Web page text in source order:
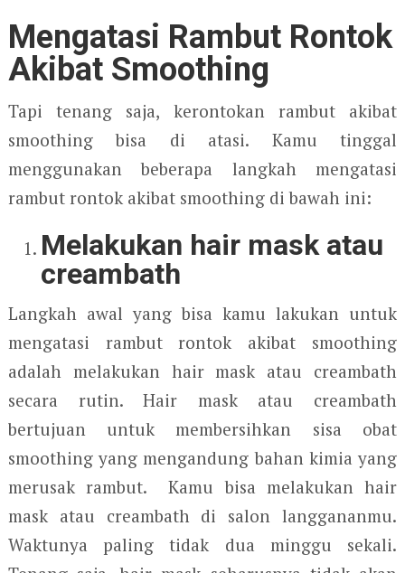
Mengatasi Rambut Rontok
Akibat Smoothing
Tapi tenang saja, kerontokan rambut akibat
smoothing bisa di atasi. Kamu tinggal
menggunakan beberapa langkah mengatasi
rambut rontok akibat smoothing di bawah ini:
Melakukan hair mask atau
creambath
Langkah awal yang bisa kamu lakukan untuk
mengatasi rambut rontok akibat smoothing
adalah melakukan hair mask atau creambath
secara rutin. Hair mask atau creambath
bertujuan untuk membersihkan sisa obat
smoothing yang mengandung bahan kimia yang
merusak rambut. Kamu bisa melakukan hair
mask atau creambath di salon langgananmu.
Waktunya paling tidak dua minggu sekali.